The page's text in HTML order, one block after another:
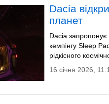
Dacia
планет
Dacia запропонує
кемпінгу Sleep
рідкісного
16 січня 2026,